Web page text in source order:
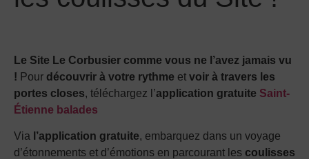
Le Site Le Corbusier comme vous ne l’avez jamais vu
! Pour découvrir à votre rythme et voir à travers les
portes closes, téléchargez l’application gratuite Saint-
Étienne balades
Via l’application gratuite, embarquez dans un voyage
d’étonnements et d’émotions en parcourant les coulisses